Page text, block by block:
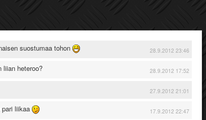
suostumaa tohon 28.9.2012 23:46
heteroo? 28.9.2012 17:52
27.9.2012 21:01
liikaa 17.9.2012 22:47